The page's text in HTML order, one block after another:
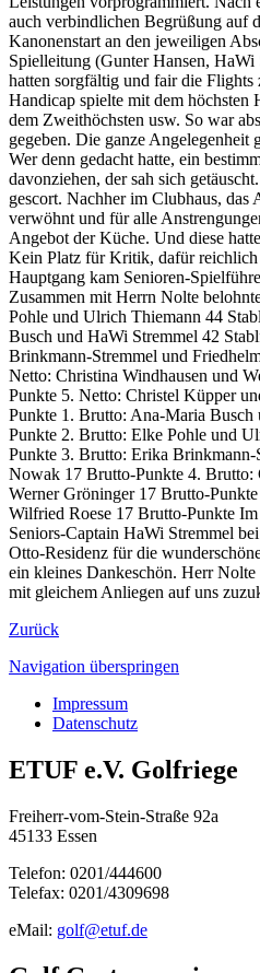
auch verbindlichen Begrüßung auf
Kanonenstart an den jeweiligen
Spielleitung (Gunter Hansen,
hatten sorgfältig und fair die Flights
Handicap spielte mit dem höchsten
dem Zweithöchsten usw. So war
gegeben. Die ganze Angelegenheit
Wer denn gedacht hatte, ein
davonziehen, der sah sich
gescort. Nachher im Clubhaus,
verwöhnt und für alle
Angebot der Küche. Und diese
Kein Platz für Kritik, dafür
Hauptgang kam Senioren-
Zusammen mit Herrn Nolte
Pohle und Ulrich Thiemann 44
Busch und HaWi Stremmel 42
Brinkmann-Stremmel und
Netto: Christina Windhausen und
Punkte 5. Netto: Christel Küpper
Punkte 1. Brutto: Ana-Maria
Punkte 2. Brutto: Elke Pohle und
Punkte 3. Brutto: Erika Brinkmann-
Nowak 17 Brutto-Punkte 4. Brutto:
Werner Gröninger 17 Brutto-
Wilfried Roese 17 Brutto-Punkte
Seniors-Captain HaWi Stremmel
Otto-Residenz für die
ein kleines Dankeschön. Herr Nolte
mit gleichem Anliegen auf uns
Zurück
Navigation überspringen
Impressum
Datenschutz
ETUF e.V. Golfriege
Freiherr-vom-Stein-Straße 92a
45133 Essen
Telefon: 0201/444600
Telefax: 0201/4309698
eMail: golf@etuf.de